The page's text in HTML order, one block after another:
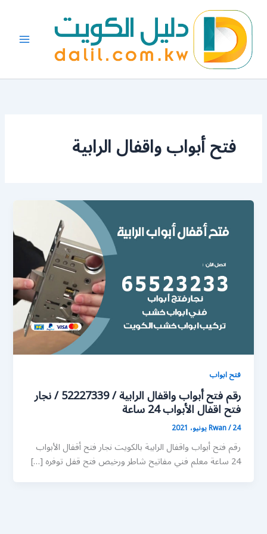
المحتوى
فتح أبواب واقفال الرابية
فتح ابواب
رقم فتح أبواب واقفال الرابية / 52227339 / نجار
فتح اقفال الأبواب 24 ساعة
Rwan/24 يونيو، 2021
رقم فتح أبواب واقفال الرابية بالكويت نجار فتح أقفال الأبواب
24 ساعة معلم فني مفاتيح شاطر ورخيص فتح قفل توفره […]